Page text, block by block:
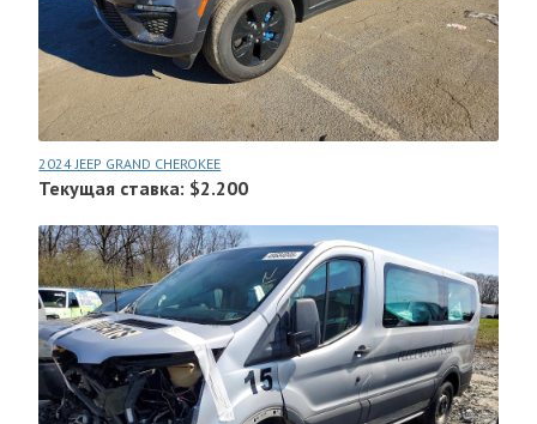
2024 JEEP GRAND CHEROKEE
Текущая ставка: $2.200